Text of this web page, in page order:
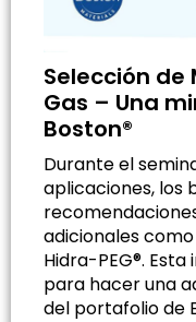
Selección de
Gas – Una
Boston®
Durante el
aplicaciones, los
adicionales
Hidra-PEG®.
para hacer una
del portafolio de